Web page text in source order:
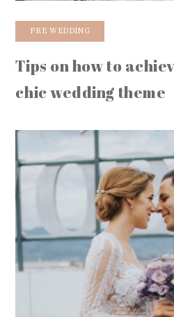
PRE WEDDING
Tips on how to
chic wedding theme